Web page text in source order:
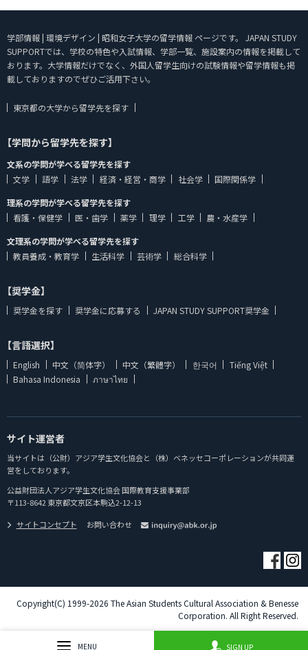
学部情報 | 環境デザイン | 昭和女子大学の留学情報 ページです。 JAPAN STUDY
SUPPORTでは、学校の特色や入試情報、学部一覧、施設案内の情報を掲載して
おります。大学情報だけでなく、外国人留学生向けの試験情報や留学情報も掲
載しておりますのでぜひご活用下さい。
東京都の大学から留学先を探す
【学問から留学先を探す】
文系の学問が学べる留学先を探す
文学
語学 法学 経済・経営・商学 社会学
国際関係学
理系の学問が学べる留学先を探す
看護・保健学
医・歯学 薬学 理学 工学
農・水産学
文理系の学問が学べる留学先を探す
教員養成・教育学
生活科学 芸術学 総合科学
【奨学金】
奨学金を探す 奨学金に応募する JAPAN STUDY SUPPORT奨学金
【言語選択】
English 中文（简体字） 中文（繁體字） 한국어
Tiếng Việt
Bahasa Indonesia
ภาษาไทย
サイト運営者
当サイトは（公財）アジア学生文化協会と（株）ベネッセコーポレーションが共同運
営をしております。
公益財団法人アジア学生文化協会 国際教育支援事業部
〒113-8642 東京都文京区本駒込2-12-13
サイトコンセプト
お問い合わせ
Copyright(C) 1999-2026 The Asian Students Cultural Association & Benesse
Corporation. All Right Reserved.
MENU SIGN UP